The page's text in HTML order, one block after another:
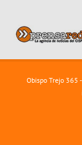
Obispo Trejo